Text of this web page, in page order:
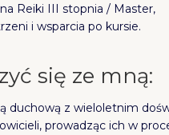
Reiki III stopnia / Master,
i wsparcia po kursie.
się ze mną:
duchową z wieloletnim
prowadząc ich w